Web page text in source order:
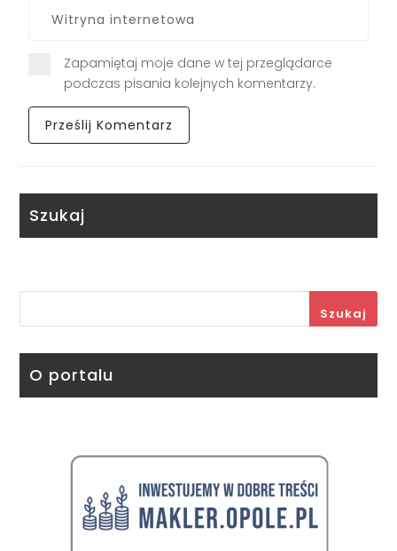
Zapamiętaj moje dane w tej przeglądarce
podczas pisania kolejnych komentarzy.
Szukaj
Szukaj
O portalu